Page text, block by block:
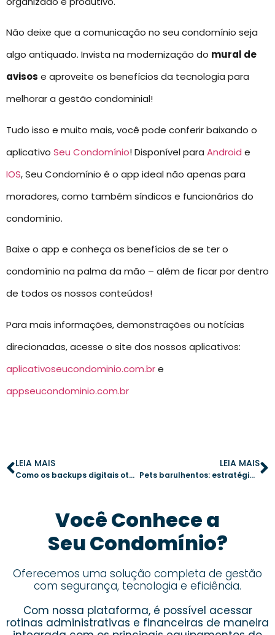
Não deixe que a comunicação no seu condomínio seja
algo antiquado. Invista na modernização do mural de
avisos e aproveite os benefícios da tecnologia para
melhorar a gestão condominial!
Tudo isso e muito mais, você pode conferir baixando o
aplicativo Seu Condomínio! Disponível para Android e
IOS, Seu Condomínio é o app ideal não apenas para
moradores, como também síndicos e funcionários do
condomínio.
Baixe o app e conheça os benefícios de se ter o
condomínio na palma da mão – além de ficar por dentro
de todos os nossos conteúdos!
Para mais informações, demonstrações ou notícias
direcionadas, acesse o site dos nossos aplicativos:
aplicativoseucondominio.com.bre
appseucondominio.com.br
LEIA MAIS
Como os backups digitais otimizam a gestão condominial
LEIA MAIS
Pets barulhentos: estratégias eficazes para garantir a harmonia no condomínio
Você Conhece a
Seu Condomínio?
Oferecemos uma solução completa de gestão
com segurança, tecnologia e eficiência.
Com nossa plataforma, é possível acessar
rotinas administrativas e financeiras de maneira